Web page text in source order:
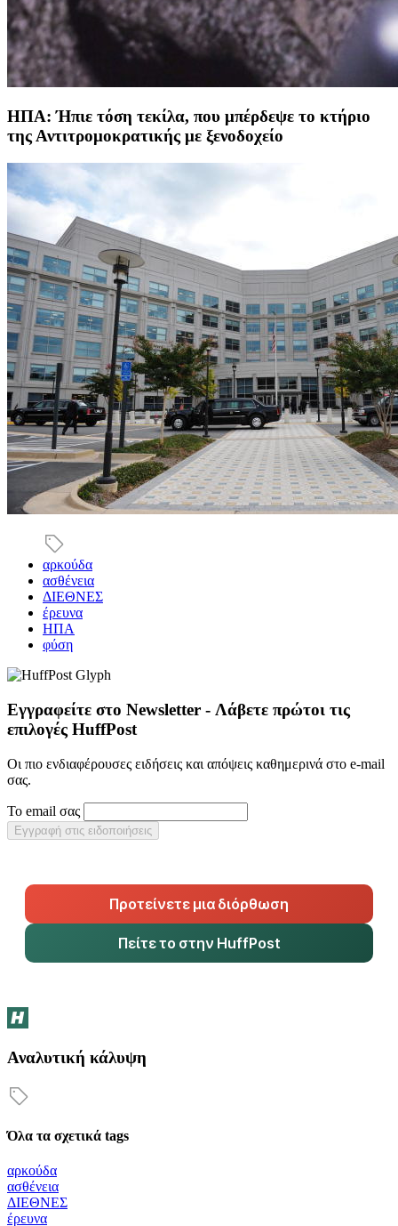
ΗΠΑ: Ήπιε τόση τεκίλα, που μπέρδεψε το κτήριο
της Αντιτρομοκρατικής με ξενοδοχείο
αρκούδα
ασθένεια
ΔΙΕΘΝΕΣ
έρευνα
ΗΠΑ
φύση
Εγγραφείτε στο Newsletter - Λάβετε πρώτοι τις
επιλογές HuffPost
Οι πιο ενδιαφέρουσες ειδήσεις και απόψεις καθημερινά στο e-mail
σας.
Το email σας
Εγγραφή στις ειδοποιήσεις
Προτείνετε μια διόρθωση
Πείτε το στην HuffPost
Αναλυτική κάλυψη
Όλα τα σχετικά tags
αρκούδα
ασθένεια
ΔΙΕΘΝΕΣ
έρευνα